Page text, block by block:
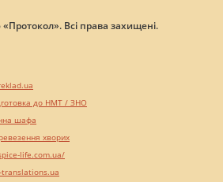
Всі права захищені.
до НМТ / ЗНО
шафа
хворих
life.com.ua/
translations.ua